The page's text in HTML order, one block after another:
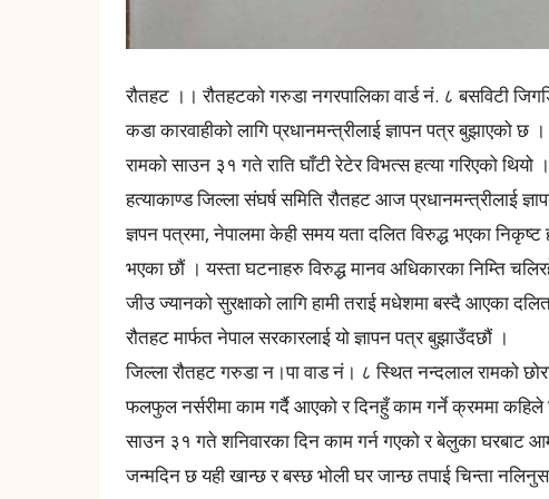
रौतहट ।। रौतहटको गरुडा नगरपालिका वार्ड नं. ८ बसविटी
कडा कारवाहीको लागि प्रधानमन्त्रीलाई ज्ञापन पत्र बुझाएको छ ।
रामको साउन ३१ गते राति घाँटी रेटेर विभत्स हत्या गरिएको
हत्याकाण्ड जिल्ला संघर्ष समिति रौतहट आज प्रधानमन्त्रीलाई
ज्ञपन पत्रमा, नेपालमा केही समय यता दलित विरुद्ध भएका
भएका छौं । यस्ता घटनाहरु विरुद्ध मानव अधिकारका निम्ति
जीउ ज्यानको सुरक्षाको लागि हामी तराई मधेशमा बस्दै आएका
रौतहट मार्फत नेपाल सरकारलाई यो ज्ञापन पत्र बुझाउँदछौं ।
जिल्ला रौतहट गरुडा न।पा वाड नं। ८ स्थित नन्दलाल रामको
फलफुल नर्सरीमा काम गर्दै आएको र दिनहुँ काम गर्ने क्रममा
साउन ३१ गते शनिवारका दिन काम गर्न गएको र बेलुका घरबाट
जन्मदिन छ यही खान्छ र बस्छ भोली घर जान्छ तपाई चिन्ता